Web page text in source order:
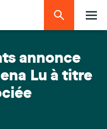
annonce
Lu à titre